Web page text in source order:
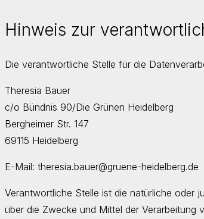
Hinweis zur
Die verantwortliche Stelle für die
Theresia Bauer
c/o Bündnis 90/Die Grünen Heidelberg
Bergheimer Str. 147
69115 Heidelberg
E-Mail: theresia.bauer@gruene-heidelberg.de
Verantwortliche Stelle ist die natürliche oder
über die Zwecke und Mittel der